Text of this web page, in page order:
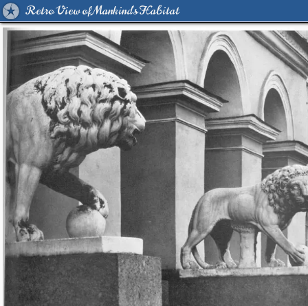
Retro View of Mankind's Habitat